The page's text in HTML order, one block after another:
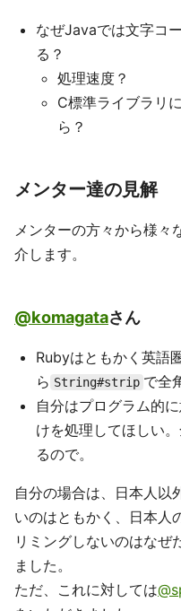
なぜJavaでは文字コ
る？
処理速度？
C標準ライブラリ
ら？
メンター達の見解
メンターの方々から様々
介します。
@komagataさん
Rubyはともかく英語
ら String#strip で全
自分はプログラム的
けを処理してほしい
るので。
自分の場合は、日本人以
いのはともかく、日本人
リミングしないのはなぜ
ました。
ただ、これに対しては